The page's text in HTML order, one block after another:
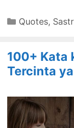
Categories
Quotes,
100+ Kata
Tercinta